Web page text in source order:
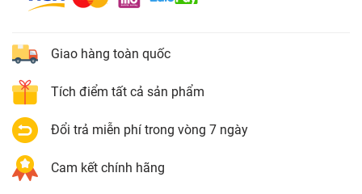
Giao hàng toàn quốc
Tích điểm tất cả sản phẩm
Đổi trả miễn phí trong vòng 7 ngày
Cam kết chính hãng